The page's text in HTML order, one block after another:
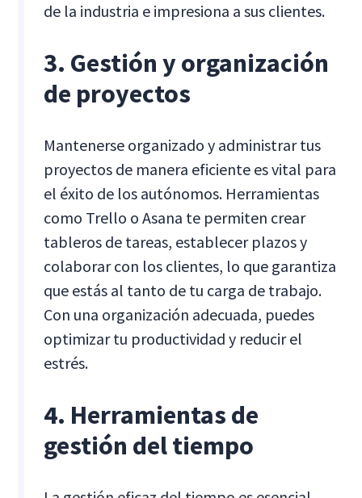
de la industria e impresiona a sus clientes.
3. Gestión y organización
de proyectos
Mantenerse organizado y administrar tus
proyectos de manera eficiente es vital para
el éxito de los autónomos. Herramientas
como Trello o Asana te permiten crear
tableros de tareas, establecer plazos y
colaborar con los clientes, lo que garantiza
que estás al tanto de tu carga de trabajo.
Con una organización adecuada, puedes
optimizar tu productividad y reducir el
estrés.
4. Herramientas de
gestión del tiempo